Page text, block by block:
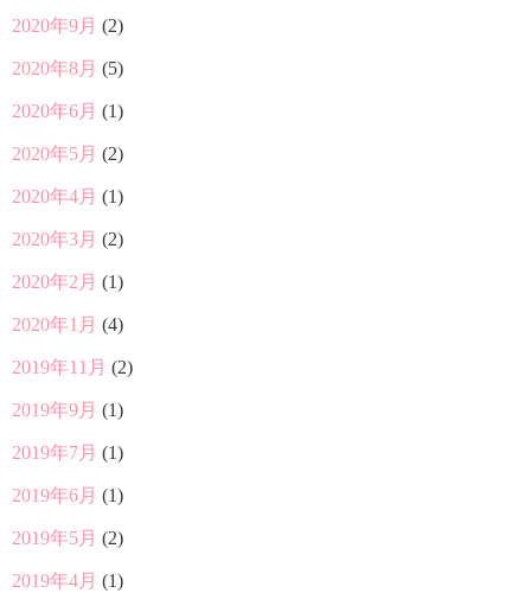
2020年9月 (2)
2020年8月 (5)
2020年6月 (1)
2020年5月 (2)
2020年4月 (1)
2020年3月 (2)
2020年2月 (1)
2020年1月 (4)
2019年11月 (2)
2019年9月 (1)
2019年7月 (1)
2019年6月 (1)
2019年5月 (2)
2019年4月 (1)